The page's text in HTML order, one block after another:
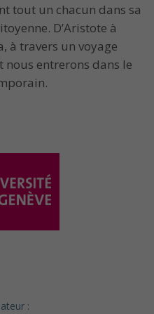
tout un chacun dans sa
D’Aristote à
à travers un voyage
entrerons dans le
: